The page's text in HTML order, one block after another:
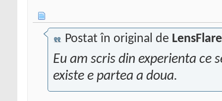
Postat în original de LensFlare
Eu am scris din experienta ce
existe e partea a doua.